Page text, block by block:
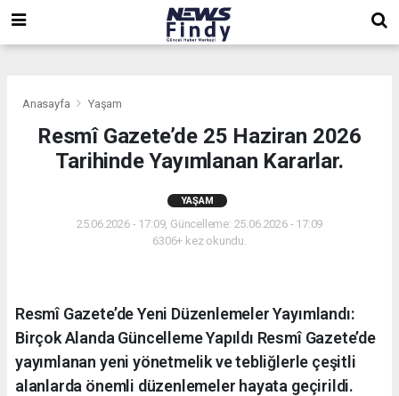
Anasayfa Yaşam
Resmî Gazete’de 25 Haziran 2026
Tarihinde Yayımlanan Kararlar.
YAŞAM
25.06.2026 - 17:09, Güncelleme: 25.06.2026 - 17:09
6306+ kez okundu.
Resmî Gazete’de Yeni Düzenlemeler Yayımlandı:
Birçok Alanda Güncelleme Yapıldı Resmî Gazete’de
yayımlanan yeni yönetmelik ve tebliğlerle çeşitli
alanlarda önemli düzenlemeler hayata geçirildi.